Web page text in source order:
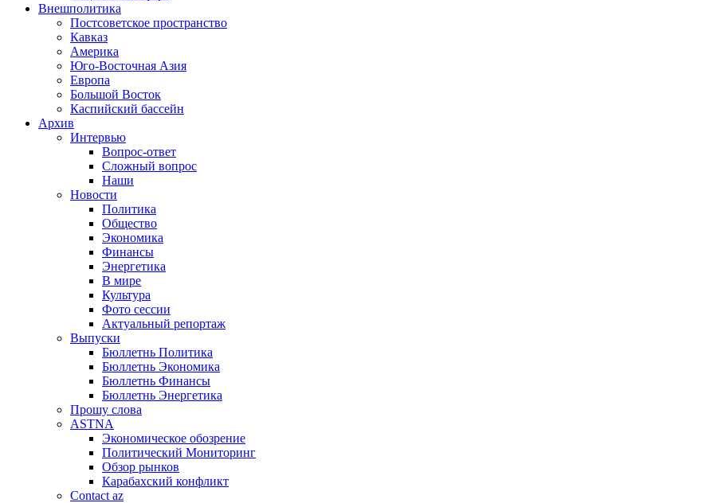
Внешполитика
Постсоветское пространство
Кавказ
Америка
Юго-Восточная Азия
Европа
Большой Восток
Каспийский бассейн
Архив
Интервью
Вопрос-ответ
Сложный вопрос
Наши
Новости
Политика
Общество
Экономика
Финансы
Энергетика
В мире
Культура
Фото сессии
Актуальный репортаж
Выпуски
Бюллетнь Политика
Бюллетнь Экономика
Бюллетнь Финансы
Бюллетнь Энергетика
Прошу слова
ASTNA
Экономическое обозрение
Политический Мониторинг
Обзор рынков
Карабахский конфликт
Contact az